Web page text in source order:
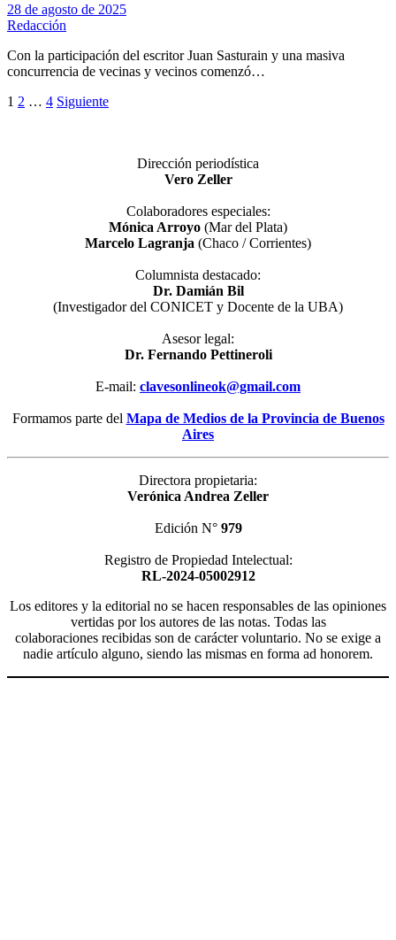
28 de agosto de 2025
Redacción
Con la participación del escritor Juan Sasturain y una masiva
concurrencia de vecinas y vecinos comenzó…
Paginación
1 2 … 4 Siguiente
Dirección periodística
Vero Zeller
Colaboradores especiales:
Mónica Arroyo (Mar del Plata)
Marcelo Lagranja (Chaco / Corrientes)
Columnista destacado:
Dr. Damián Bil
(Investigador del CONICET y Docente de la UBA)
Asesor legal:
Dr. Fernando Pettineroli
E-mail: clavesonlineok@gmail.com
Formamos parte del Mapa de Medios de la Provincia de Buenos
Aires
Directora propietaria:
Verónica Andrea Zeller
Edición N°979
Registro de Propiedad Intelectual:
RL-2024-05002912
Los editores y la editorial no se hacen responsables de las opiniones
vertidas por los autores de las notas. Todas las
colaboraciones recibidas son de carácter voluntario. No se exige a
nadie artículo alguno, siendo las mismas en forma ad honorem.